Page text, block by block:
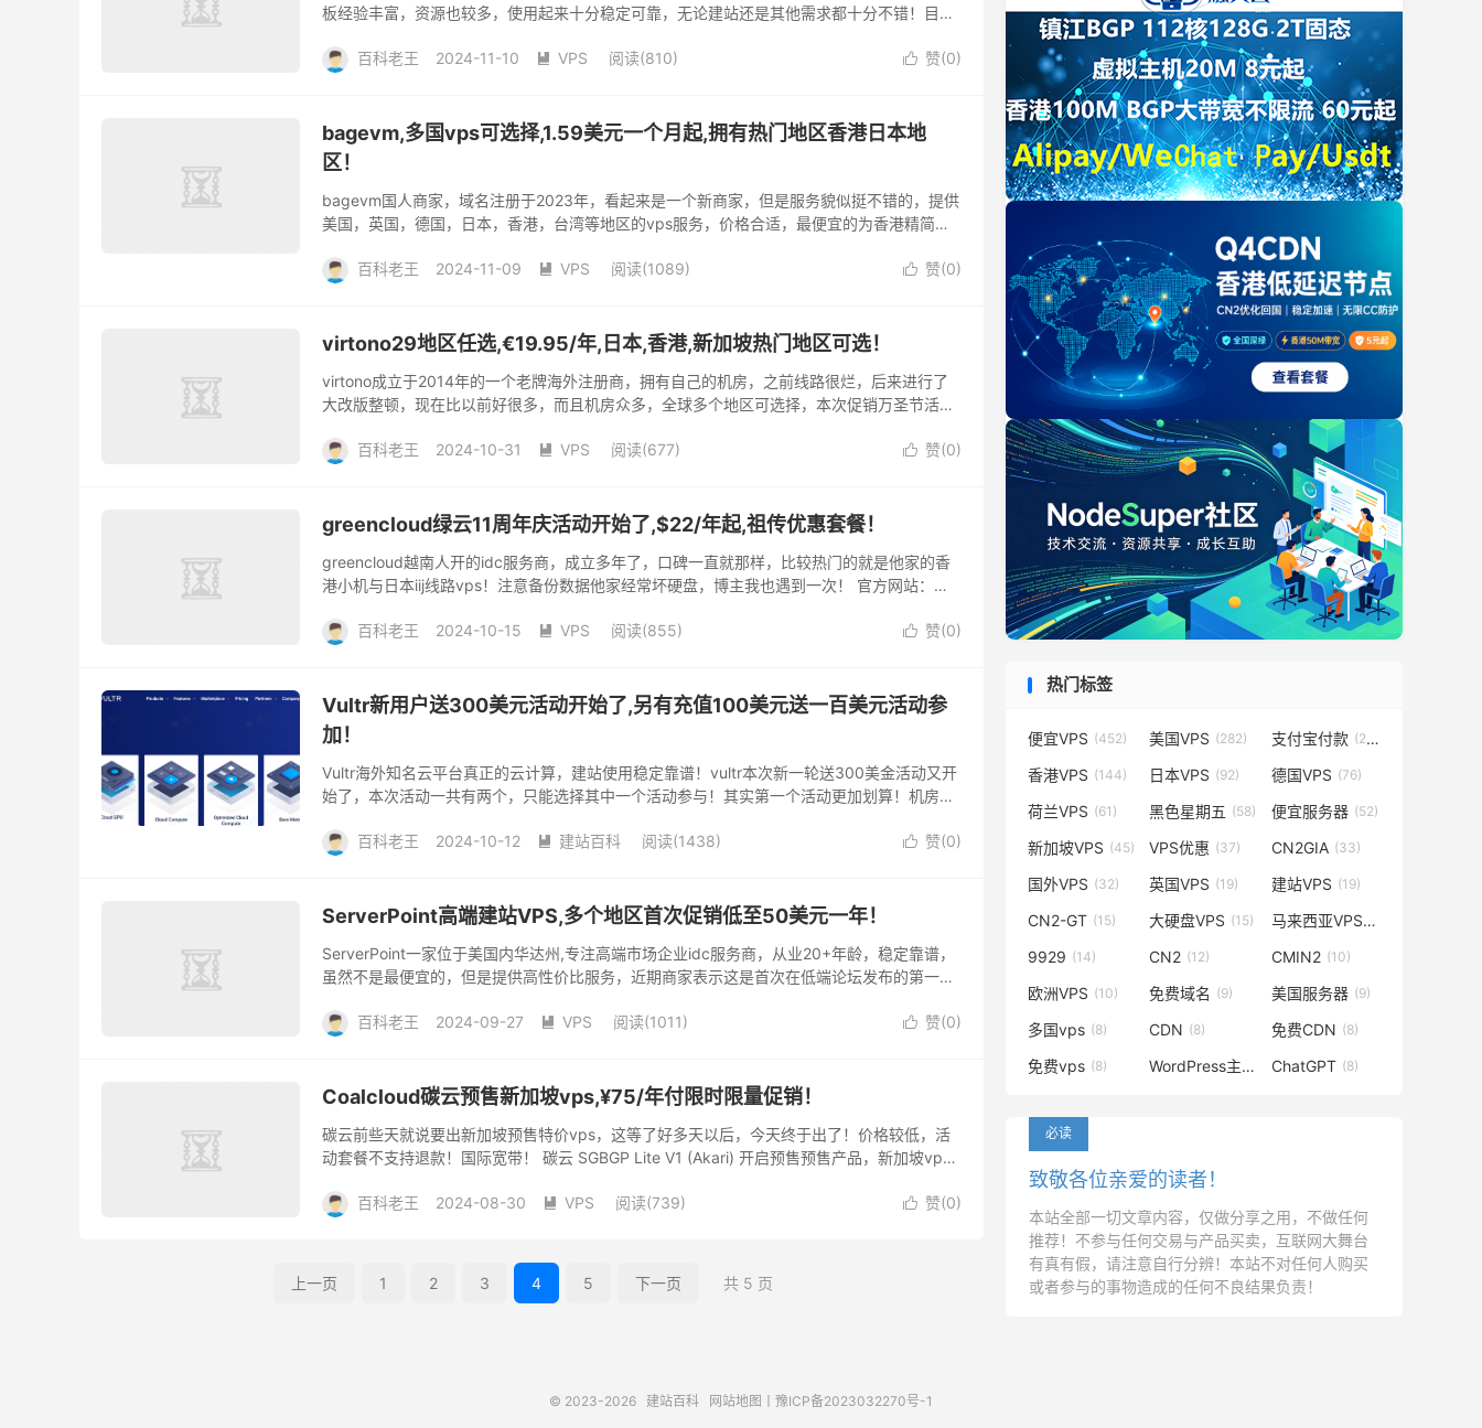
板经验丰富，资源也较多，使用起来十分稳定可靠，无论建站还是其他需求都十分不错！目前
 赞(0)
百科老王 2024-11-10  VPS 阅读(810)
bagevm,多国vps可选择,1.59美元一个月起,拥有热门地区香港日本地
区！
bagevm国人商家，域名注册于2023年，看起来是一个新商家，但是服务貌似挺不错的，提供
美国，英国，德国，日本，香港，台湾等地区的vps服务，价格合适，最便宜的为香港精简版
 赞(0)
百科老王 2024-11-09  VPS 阅读(1089)
virtono29地区任选,€19.95/年,日本,香港,新加坡热门地区可选！
virtono成立于2014年的一个老牌海外注册商，拥有自己的机房，之前线路很烂，后来进行了
大改版整顿，现在比以前好很多，而且机房众多，全球多个地区可选择，本次促销万圣节活
 赞(0)
百科老王 2024-10-31  VPS 阅读(677)
greencloud绿云11周年庆活动开始了,$22/年起,祖传优惠套餐！
greencloud越南人开的idc服务商，成立多年了，口碑一直就那样，比较热门的就是他家的香
港小机与日本iij线路vps！注意备份数据他家经常坏硬盘，博主我也遇到一次！ 官方网站：
 赞(0)
百科老王 2024-10-15  VPS 阅读(855)
Vultr新用户送300美元活动开始了,另有充值100美元送一百美元活动参
加！
Vultr海外知名云平台真正的云计算，建站使用稳定靠谱！vultr本次新一轮送300美金活动又开
始了，本次活动一共有两个，只能选择其中一个活动参与！其实第一个活动更加划算！机房多
 赞(0)
百科老王 2024-10-12  建站百科 阅读(1438)
ServerPoint高端建站VPS,多个地区首次促销低至50美元一年！
ServerPoint一家位于美国内华达州,专注高端市场企业idc服务商，从业20+年龄，稳定靠谱，
虽然不是最便宜的，但是提供高性价比服务，近期商家表示这是首次在低端论坛发布的第一款
 赞(0)
百科老王 2024-09-27  VPS 阅读(1011)
Coalcloud碳云预售新加坡vps,¥75/年付限时限量促销！
碳云前些天就说要出新加坡预售特价vps，这等了好多天以后，今天终于出了！价格较低，活
动套餐不支持退款！国际宽带！ 碳云 SGBGP Lite V1 (Akari) 开启预售预售产品，新加坡vps,
 赞(0)
百科老王 2024-08-30  VPS 阅读(739)
上一页 1 2 3 4 5 下一页 共 5 页
热门标签
便宜VPS (452) 美国VPS (282) 支付宝付款 (231)
香港VPS (144) 日本VPS (92) 德国VPS (76)
荷兰VPS (61) 黑色星期五 (58) 便宜服务器 (52)
新加坡VPS (45) VPS优惠 (37) CN2GIA (33)
国外VPS (32) 英国VPS (19) 建站VPS (19)
CN2-GT (15) 大硬盘VPS (15) 马来西亚VPS(14)
9929 (14) CN2 (12) CMIN2 (10)
欧洲VPS (10) 免费域名 (9) 美国服务器 (9)
多国vps (8) CDN (8) 免费CDN (8)
免费vps (8) WordPress主题 (8)
ChatGPT (8)
必读
致敬各位亲爱的读者！
本站全部一切文章内容，仅做分享之用，不做任何
推荐！不参与任何交易与产品买卖，互联网大舞台
有真有假，请注意自行分辨！本站不对任何人购买
或者参与的事物造成的任何不良结果负责！
© 2023-2026 建站百科 网站地图 豫ICP备2023032270号-1